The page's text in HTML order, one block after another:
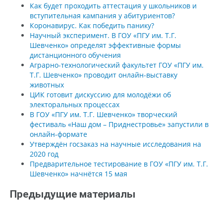
Как будет проходить аттестация у школьников и
вступительная кампания у абитуриентов?
Коронавирус. Как победить панику?
Научный эксперимент. В ГОУ «ПГУ им. Т.Г.
Шевченко» определят эффективные формы
дистанционного обучения
Аграрно-технологический факультет ГОУ «ПГУ им.
Т.Г. Шевченко» проводит онлайн-выставку
животных
ЦИК готовит дискуссию для молодёжи об
электоральных процессах
В ГОУ «ПГУ им. Т.Г. Шевченко» творческий
фестиваль «Наш дом – Приднестровье» запустили в
онлайн-формате
Утверждён госзаказ на научные исследования на
2020 год
Предварительное тестирование в ГОУ «ПГУ им. Т.Г.
Шевченко» начнётся 15 мая
Предыдущие материалы